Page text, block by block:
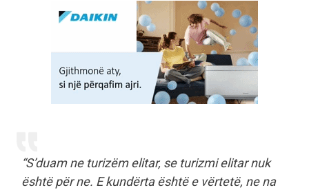
“S’duam ne turizëm elitar, se turizmi elitar nuk
është për ne. E kundërta është e vërtetë, ne na